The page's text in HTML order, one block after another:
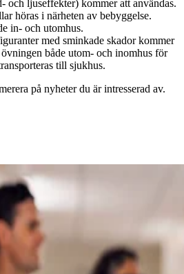
och ljuseffekter) kommer att användas.
höras i närheten av bebyggelse.
in- och utomhus.
med sminkade skador kommer
både utom- och inomhus för
till sjukhus.
på nyheter du är intresserad av.